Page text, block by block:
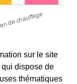
sur le site
qui dispose de
thématiques